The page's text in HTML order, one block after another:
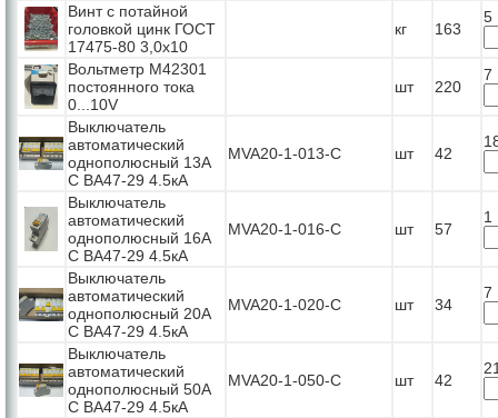
Винт с потайной
головкой цинк ГОСТ
17475-80 3,0х10
кг 163
5
Вольтметр М42301
постоянного тока
0...10V
шт 220
7
Выключатель
автоматический
однополюсный 13А
С ВА47-29 4.5кА
MVA20-1-013-C шт 42
Выключатель
автоматический
однополюсный 16А
С ВА47-29 4.5кА
MVA20-1-016-C шт 57
1
Выключатель
автоматический
однополюсный 20А
С ВА47-29 4.5кА
MVA20-1-020-C шт 34
7
Выключатель
автоматический
однополюсный 50А
С ВА47-29 4.5кА
MVA20-1-050-C шт 42